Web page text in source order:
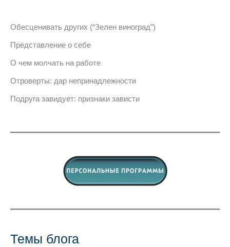
Обесценивать других (“Зелен виноград”)
Представление о себе
О чем молчать на работе
Отроверты: дар непринадлежности
Подруга завидует: признаки зависти
Темы блога